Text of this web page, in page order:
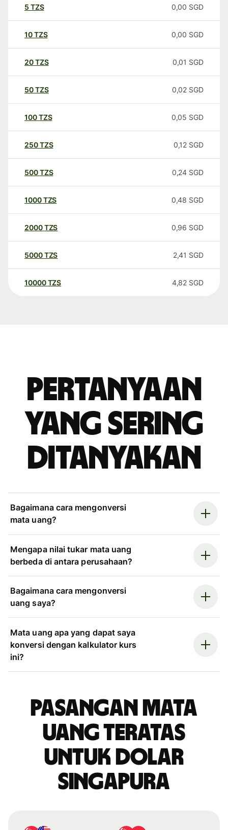
5 TZS 0,00 SGD
10TZS 0,00 SGD
20TZS 0,01 SGD
50TZS 0,02 SGD
100TZS 0,05 SGD
250TZS 0,12 SGD
500TZS 0,24 SGD
1000TZS 0,48 SGD
2000TZS 0,96 SGD
5000TZS 2,41 SGD
10000 TZS 4,82 SGD
Pertanyaan
yang sering
ditanyakan
Bagaimana cara mengonversi
mata uang?
Mengapa nilai tukar mata uang
berbeda di antara perusahaan?
Bagaimana cara mengonversi
uang saya?
Mata uang apa yang dapat saya
konversi dengan kalkulator kurs
ini?
Pasangan mata
uang teratas
untuk dolar
Singapura